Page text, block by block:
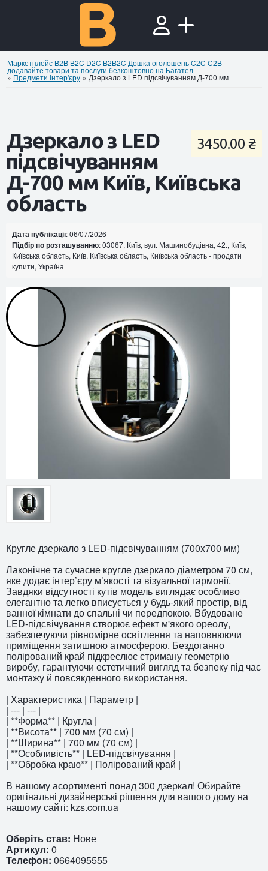
Маркетплейс B2B B2C D2C B2B2C Дошка оголошень C2C C2B –
додавайте товари та послуги безкоштовно на Багател
»Предмети інтер'єру »Дзеркало з LED підсвічуванням Д-700 мм
3450.00 ₴
Дзеркало з LED
підсвічуванням
Д-700 мм Київ, Київська
область
Дата публікації: 06/07/2026
Підбір по розташуванню: 03067, Київ, вул. Машинобудівна, 42., Київ,
Київська область, Київ, Київська область, Київська область - продати
купити, Україна
Кругле дзеркало з LED-підсвічуванням (700x700 мм)
Лаконічне та сучасне кругле дзеркало діаметром 70 см,
яке додає інтер’єру м’якості та візуальної гармонії.
Завдяки відсутності кутів модель виглядає особливо
елегантно та легко вписується у будь-який простір, від
ванної кімнати до спальні чи передпокою. Вбудоване
LED-підсвічування створює ефект м'якого ореолу,
забезпечуючи рівномірне освітлення та наповнюючи
приміщення затишною атмосферою. Бездоганно
полірований край підкреслює стриману геометрію
виробу, гарантуючи естетичний вигляд та безпеку під час
монтажу й повсякденного використання.
| Характеристика | Параметр |
| --- | --- |
| **Форма** | Кругла |
| **Висота** | 700 мм (70 см) |
| **Ширина** | 700 мм (70 см) |
| **Особливість** | LED-підсвічування |
| **Обробка краю** | Полірований край |
В нашому асортименті понад 300 дзеркал! Обирайте
оригінальні дизайнерські рішення для вашого дому на
нашому сайті: kzs.com.ua
Оберіть став: Нове
Артикул: 0
Телефон: 0664095555